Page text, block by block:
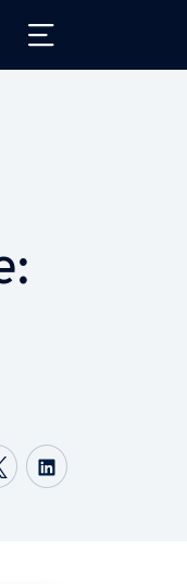
Facebook
Compartir
Compartir